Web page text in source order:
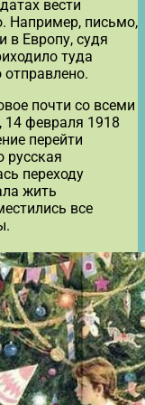
вести
Например, письмо,
в Европу, судя
туда
почти со всеми
14 февраля 1918
перейти
русская
переходу
жить
все